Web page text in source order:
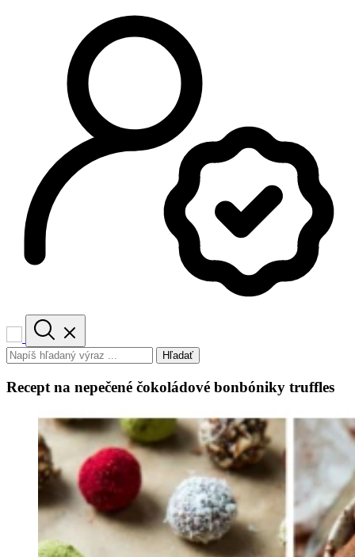
Hľadať
Recept na nepečené čokoládové bonbóniky truffles